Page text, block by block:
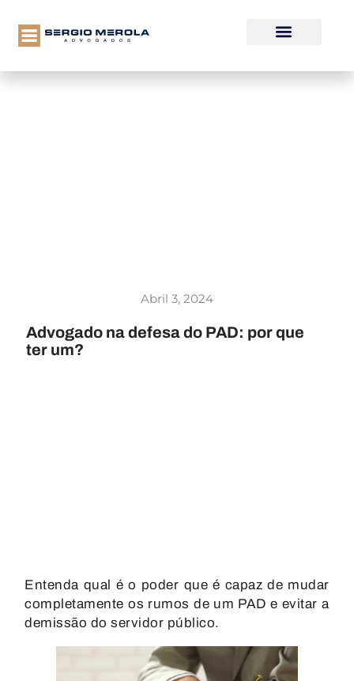
Abril 3, 2024
Advogado na defesa do PAD: por que
ter um?
Entenda qual é o poder que é capaz de mudar
completamente os rumos de um PAD e evitar a
demissão do servidor público.